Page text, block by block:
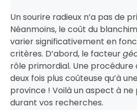
Un sourire radieux n’a pas de
Néanmoins, le coût du
varier significativement en
critères. D’abord, le facteur
rôle primordial. Une
deux fois plus coûteuse qu’à
province ! Voilà un aspect à
durant vos recherches.